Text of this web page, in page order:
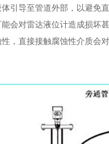
引导至管道外部，以避免
会对雷达液位计造成损
，直接接触腐蚀性介质